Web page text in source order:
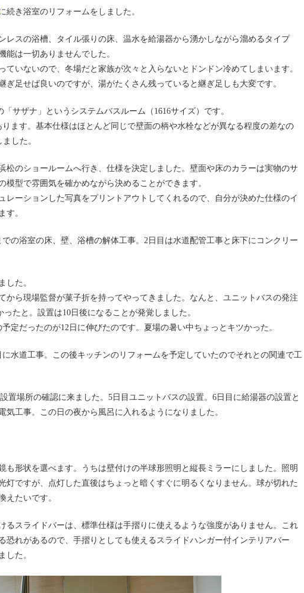
続き浴室のリフォームをしました。
レスの浴槽、タイル張りの床、温水を給湯器から湧かしながら溜めるタイプ
能は一切ありませんでした。
ていないので、冬場だと家族が次々と入らないとドンドン冷めてしまいます。
ぎ足せば良いのですが、湯がたくさん残っていると継ぎ足しも大変です。
サザナ」というシステムバスルーム（1616サイズ）です。
ります。基本仕様はほとんど同じで壁面の柄や水栓などが異なる程度の差なの
した。
松のショールームへ行き、仕様を決定しました。壁面や床のカラーは実物のサ
模型で雰囲気を確かめながら決めることができます。
レーションした写真をプリントアウトしてくれるので、自分が決めた仕様のイ
す。
の浴室の床、壁、浴槽の解体工事。2日目は水道配管工事と床下にコンクリー
した。
から現場監督が菓子折を持ってやってきました。なんと、ユニットバスの発注
ったと。設置は10日後になることが発覚しました。
定だったのが12日に伸びたのです。夏場の暑い中ちょっとキツかった。
水道工事。この後キッチンのリフォームを予定していたのでそれとの関連で工
置場所の確認に来ました。5日目ユニットバスの設置。6日目に給湯器の設置と
気工事。この日の夜から風呂に入れるようになりました。
も形状を選べます。うちは壁付けの半球形照明と縦長ミラーにしました。照明
灯ですが、点灯した直後はちょっと暗くすぐに明るくなりません。球が切れた
えたいです。
るスライドバーは、標準仕様は手摺りに使えるような強度がありません。これ
恐れがあるので、手摺りとしても使えるスライドハンガー付インテリアバー
した。